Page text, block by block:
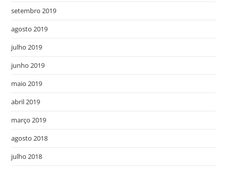
setembro 2019
agosto 2019
julho 2019
junho 2019
maio 2019
abril 2019
março 2019
agosto 2018
julho 2018